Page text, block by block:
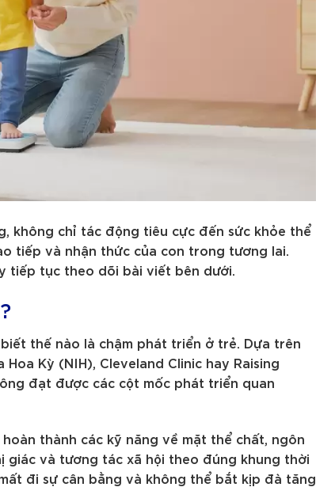
không chỉ tác động tiêu cực đến sức khỏe thể
tiếp và nhận thức của con trong tương lai.
tiếp tục theo dõi bài viết bên dưới.
thế nào là chậm phát triển ở trẻ. Dựa trên
Kỳ (NIH), Cleveland Clinic hay Raising
đạt được các cột mốc phát triển quan
thành các kỹ năng về mặt thể chất, ngôn
và tương tác xã hội theo đúng khung thời
đi sự cân bằng và không thể bắt kịp đà tăng